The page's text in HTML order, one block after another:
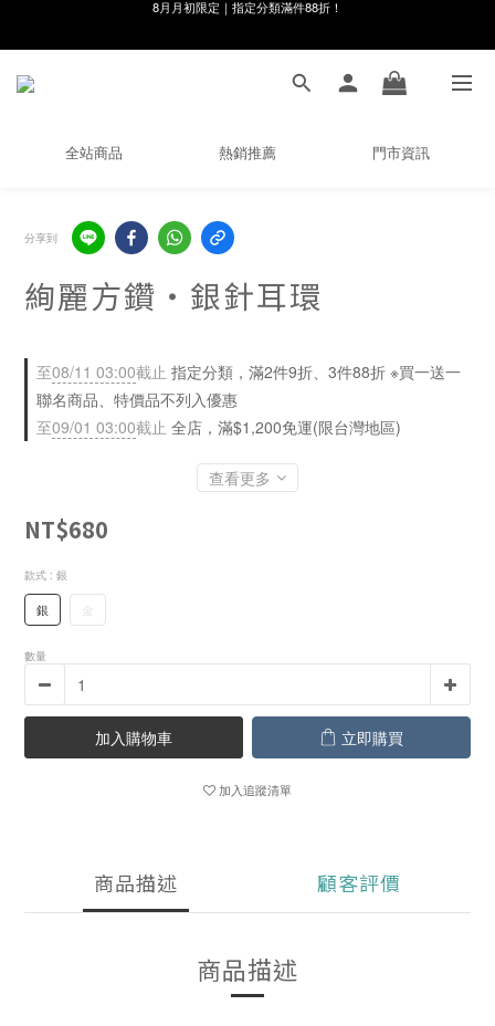
🌸新會員限定🌸註冊送$100購物金
全站商品 熱銷推薦 門市資訊
分享到
絢麗方鑽・銀針耳環
至08/11 03:00截止 指定分類，滿2件9折、3件88折 ※買一送一
聯名商品、特價品不列入優惠
至09/01 03:00截止 全店，滿$1,200免運(限台灣地區)
查看更多
NT$680
款式 : 銀
銀 金
數量
加入購物車 立即購買
加入追蹤清單
商品描述 顧客評價
商品描述